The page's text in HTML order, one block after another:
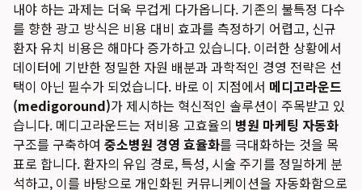
내야 하는 과제는 더욱 무겁게 다가옵니다. 기존의 불특정 다수
를 향한 광고 방식은 비용 대비 효과를 측정하기 어렵고, 신규
환자 유치 비용은 해마다 증가하고 있습니다. 이러한 상황에서
데이터에 기반한 정밀한 자원 배분과 과학적인 경영 전략은 선
택이 아닌 필수가 되었습니다. 바로 이 지점에서 메디고라운드
(medigoround)가 제시하는 혁신적인 솔루션이 주목받고 있
습니다. 메디고라운드는 저비용 고효율의 병원 마케팅 자동화
구조를 구축하여 중소병원 경영 효율화를 극대화하는 것을 목
표로 합니다. 환자의 유입 경로, 특성, 시술 주기를 정밀하게 분
석하고, 이를 바탕으로 개인화된 커뮤니케이션을 자동화함으로